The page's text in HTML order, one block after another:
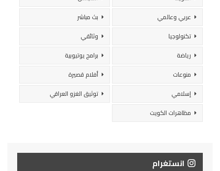
عربي وعالمي
بث مباشر
تكنولوجيا
وثائقي
رياضة
برامج يوتيوبية
منوعات
أفلام قصيرة
إسلامي
توثيق الغزو العراقي
مظاهرات الكويت
انستغرام